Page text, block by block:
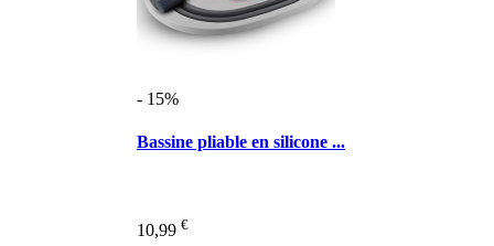
- 15%
Bassine pliable en silicone ...
10,99 €